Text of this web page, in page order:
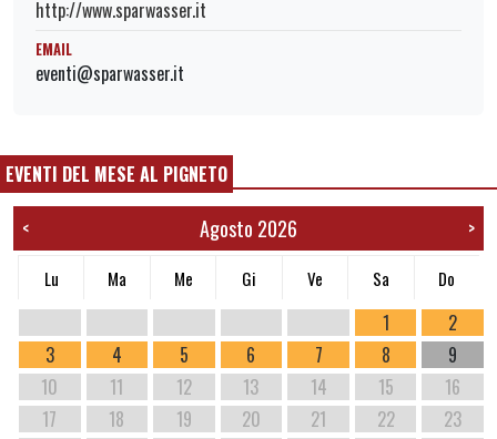
http://www.sparwasser.it
EMAIL
eventi@sparwasser.it
EVENTI DEL MESE AL PIGNETO
< Agosto 2026 >
Lu Ma Me Gi Ve Sa Do
1
2
3
4 5 6 7 8
9
10
11 12 13 14 15
16
17
18 19 20 21 22
23